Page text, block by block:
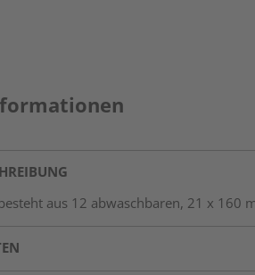
aus 12 abwaschbaren, 21 x